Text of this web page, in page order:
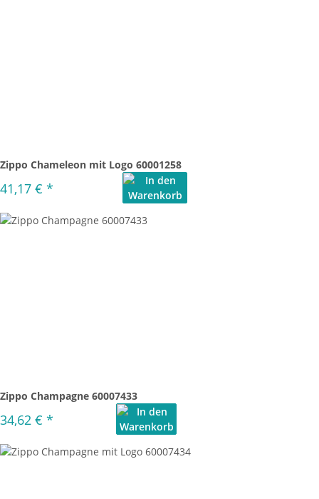
Zippo Chameleon mit Logo 60001258
41,17 € *
Zippo Champagne 60007433
34,62 € *